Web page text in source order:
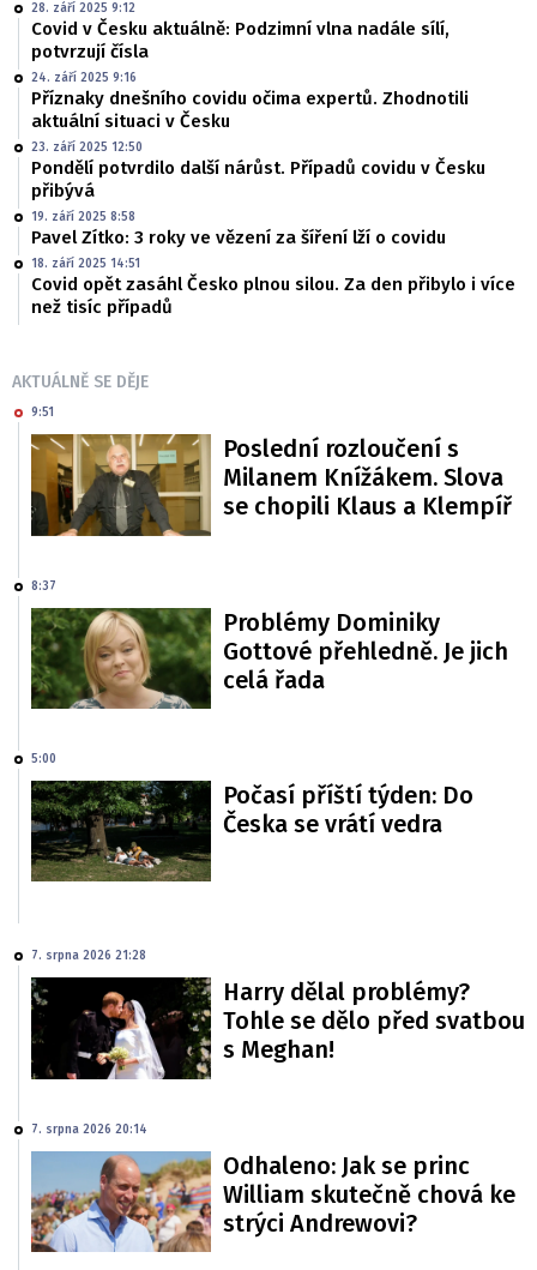
28. září 2025 9:12
Covid v Česku aktuálně: Podzimní vlna nadále sílí,
potvrzují čísla
24. září 2025 9:16
Příznaky dnešního covidu očima expertů. Zhodnotili
aktuální situaci v Česku
23. září 2025 12:50
Pondělí potvrdilo další nárůst. Případů covidu v Česku
přibývá
19. září 2025 8:58
Pavel Zítko: 3 roky ve vězení za šíření lží o covidu
18. září 2025 14:51
Covid opět zasáhl Česko plnou silou. Za den přibylo i více
než tisíc případů
AKTUÁLNĚ SE DĚJE
9:51
Poslední rozloučení s
Milanem Knížákem. Slova
se chopili Klaus a Klempíř
8:37
Problémy Dominiky
Gottové přehledně. Je jich
celá řada
5:00
Počasí příští týden: Do
Česka se vrátí vedra
7. srpna 2026 21:28
Harry dělal problémy?
Tohle se dělo před svatbou
s Meghan!
7. srpna 2026 20:14
Odhaleno: Jak se princ
William skutečně chová ke
strýci Andrewovi?